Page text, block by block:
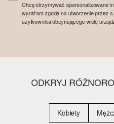
Chcę otrzymywać spersonalizowane
wyrażam zgodę na utworzenie przez
użytkownika obejmującego wiele
ODKRYJ
Kobiety